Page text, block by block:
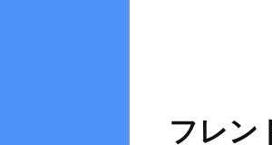
フレン